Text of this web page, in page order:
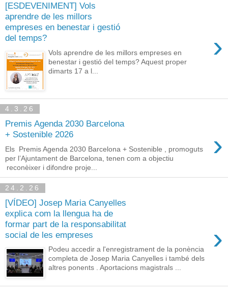
[ESDEVENIMENT] Vols
aprendre de les millors
empreses en benestar i gestió
del temps?
›
Vols aprendre de les millors empreses en
benestar i gestió del temps? Aquest proper
dimarts 17 a l...
4.3.26
Premis Agenda 2030 Barcelona
+ Sostenible 2026
›
Els Premis Agenda 2030 Barcelona + Sostenible , promoguts
per l’Ajuntament de Barcelona, tenen com a objectiu
reconèixer i difondre proje...
24.2.26
[VÍDEO] Josep Maria Canyelles
explica com la llengua ha de
formar part de la responsabilitat
social de les empreses
›
Podeu accedir a l'enregistrament de la ponència
completa de Josep Maria Canyelles i també dels
altres ponents . Aportacions magistrals ...